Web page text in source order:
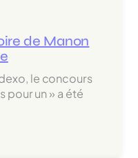
de Manon
le concours
pour un » a été